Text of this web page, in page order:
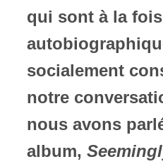
qui sont à la fois
socialement
notre
nous avons
album,